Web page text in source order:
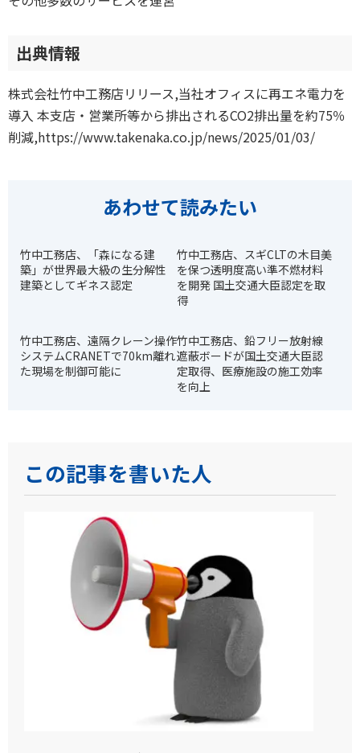
出典情報
株式会社竹中工務店リリース,当社オフィスに再エネ電力を
導入 本支店・営業所等から排出されるCO2排出量を約75％
削減,https://www.takenaka.co.jp/news/2025/01/03/
あわせて読みたい
竹中工務店、「森になる建
築」が世界最大級の生分解性
建築としてギネス認定
竹中工務店、スギCLTの木目美
を保つ透明度高い準不燃材料
を開発 国土交通大臣認定を取
得
竹中工務店、遠隔クレーン操作
システムCRANETで70km離れ
た現場を制御可能に
竹中工務店、鉛フリー放射線
遮蔽ボードが国土交通大臣認
定取得、医療施設の施工効率
を向上
この記事を書いた人